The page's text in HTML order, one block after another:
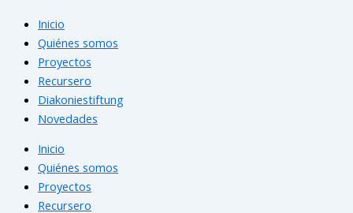
Inicio
Quiénes somos
Proyectos
Recursero
Diakoniestiftung
Novedades
Inicio
Quiénes somos
Proyectos
Recursero